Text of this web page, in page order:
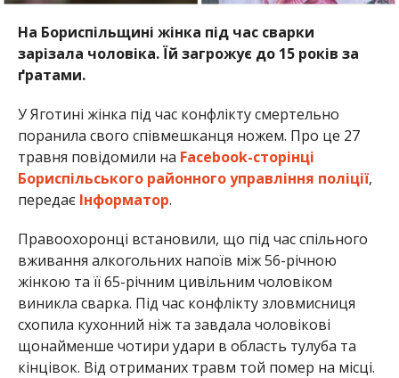
На Бориспільщині жінка під час сварки
зарізала чоловіка. Їй загрожує до 15 років за
ґратами.
У Яготині жінка під час конфлікту смертельно
поранила свого співмешканця ножем. Про це 27
травня повідомили на Facebook-сторінці
Бориспільського районного управління поліції,
передає Інформатор.
Правоохоронці встановили, що під час спільного
вживання алкогольних напоїв між 56-річною
жінкою та її 65-річним цивільним чоловіком
виникла сварка. Під час конфлікту зловмисниця
схопила кухонний ніж та завдала чоловікові
щонайменше чотири удари в область тулуба та
кінцівок. Від отриманих травм той помер на місці.